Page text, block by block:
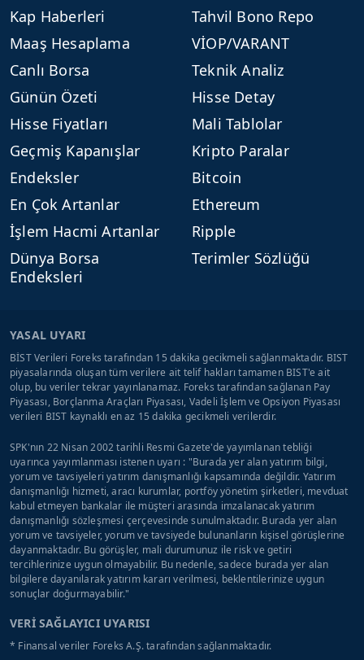
Kap Haberleri
Maaş Hesaplama
Canlı Borsa
Günün Özeti
Hisse Fiyatları
Geçmiş Kapanışlar
Endeksler
En Çok Artanlar
İşlem Hacmi Artanlar
Dünya Borsa
Endeksleri
Tahvil Bono Repo
VİOP/VARANT
Teknik Analiz
Hisse Detay
Mali Tablolar
Kripto Paralar
Bitcoin
Ethereum
Ripple
Terimler Sözlüğü
YASAL UYARI
BİST Verileri Foreks tarafından 15 dakika gecikmeli sağlanmaktadır. BIST
piyasalarında oluşan tüm verilere ait telif hakları tamamen BIST'e ait
olup, bu veriler tekrar yayınlanamaz. Foreks tarafından sağlanan Pay
Piyasası, Borçlanma Araçları Piyasası, Vadeli İşlem ve Opsiyon Piyasası
verileri BIST kaynaklı en az 15 dakika gecikmeli verilerdir.
SPK'nın 22 Nisan 2002 tarihli Resmi Gazete'de yayımlanan tebliği
uyarınca yayımlanması istenen uyarı : "Burada yer alan yatırım bilgi,
yorum ve tavsiyeleri yatırım danışmanlığı kapsamında değildir. Yatırım
danışmanlığı hizmeti, aracı kurumlar, portföy yönetim şirketleri, mevduat
kabul etmeyen bankalar ile müşteri arasında imzalanacak yatırım
danışmanlığı sözleşmesi çerçevesinde sunulmaktadır. Burada yer alan
yorum ve tavsiyeler, yorum ve tavsiyede bulunanların kişisel görüşlerine
dayanmaktadır. Bu görüşler, mali durumunuz ile risk ve getiri
tercihlerinize uygun olmayabilir. Bu nedenle, sadece burada yer alan
bilgilere dayanılarak yatırım kararı verilmesi, beklentilerinize uygun
sonuçlar doğurmayabilir."
VERİ SAĞLAYICI UYARISI
* Finansal veriler Foreks A.Ş. tarafından sağlanmaktadır.